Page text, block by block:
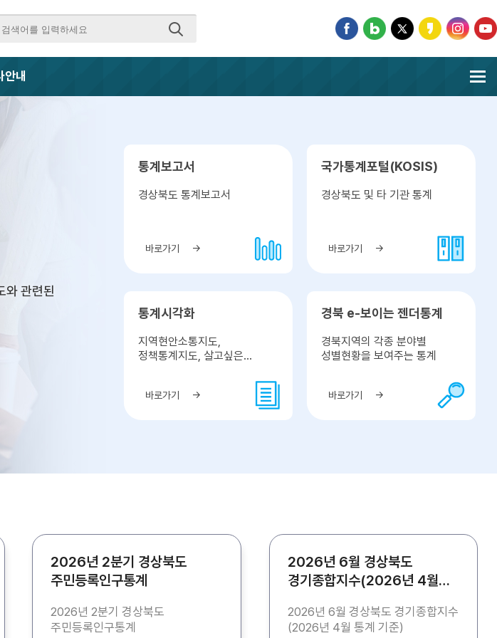
안내
와 관련된
통계보고서
경상북도 통계보고서
바로가기
국가통계포털(KOSIS)
경상북도 및 타 기관 통계
바로가기
통계시각화
지역현안소통지도,
정책통계지도, 살고싶은
바로가기
경북 e-보이는 젠더통계
경북지역의 각종 분야별
성별현황을 보여주는 통계
바로가기
2026년 2분기 경상북도
주민등록인구통계
2026년 2분기 경상북도
주민등록인구통계
2026년 6월 경상북도
경기종합지수(2026년 4월
2026년 6월 경상북도 경기종합지수
(2026년 4월 통계 기준)